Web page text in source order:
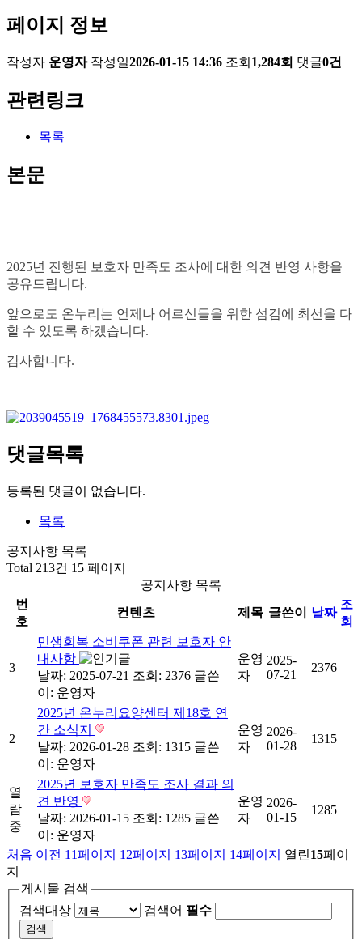
페이지 정보
작성자 운영자 작성일2026-01-15 14:36 조회 1,284회 댓글0건
관련링크
목록
본문
2025년 진행된 보호자 만족도 조사에 대한 의견 반영 사항을
공유드립니다.
앞으로도 온누리는 언제나 어르신들을 위한 섬김에 최선을 다
할 수 있도록 하겠습니다.
감사합니다.
댓글목록
등록된 댓글이 없습니다.
목록
공지사항 목록
Total 213건 15 페이지
공지사항 목록
번
호
컨텐츠 제목 글쓴이 날짜
조
회
3
민생회복 소비쿠폰 관련 보호자 안
내사항
날짜: 2025-07-21 조회: 2376 글쓴
이: 운영자
운영
자
2025-
07-21
2376
2
2025년 온누리요양센터 제18호 연
간 소식지
날짜: 2026-01-28 조회: 1315 글쓴
이: 운영자
운영
자
2026-
01-28
1315
열
람
중
2025년 보호자 만족도 조사 결과 의
견 반영
날짜: 2026-01-15 조회: 1285 글쓴
이: 운영자
운영
자
2026-
01-15
1285
처음 이전 11페이지 12페이지 13페이지 14페이지 열린15페이
지
게시물 검색
검색대상
검색어 필수